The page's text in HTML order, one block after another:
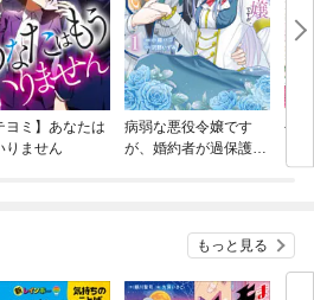
ヨミ】あなたは
りません
病弱な悪役令嬢です
が、婚約者が過保護す
公
もっと見る